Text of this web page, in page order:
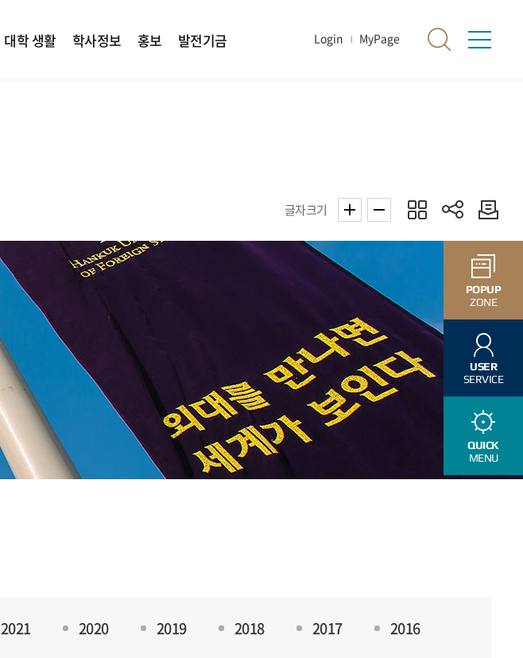
대학 생활 학사정보 홍보 발전기금 Login MyPage
POPUP
ZONE
USER
SERVICE
QUICK
MENU
글자크기
2021 2020 2019 2018 2017 2016